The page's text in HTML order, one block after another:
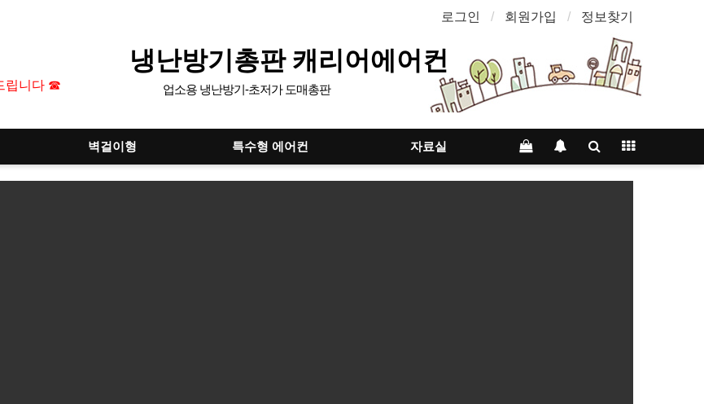
로그인 회원가입 정보찾기
립니다 ☎
냉난방기총판 캐리어에어컨
업소용 냉난방기-초저가 도매총판
벽걸이형 특수형 에어컨 자료실